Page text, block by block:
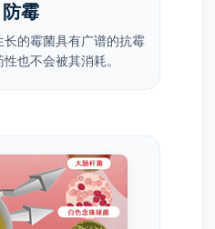
霉
的霉菌具有广谱的抗霉
也不会被其消耗。